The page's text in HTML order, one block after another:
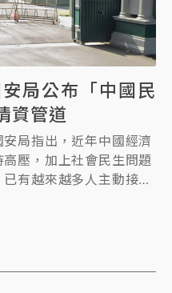
局公布「中國民
資管道
安局指出，近年中國經濟
壓，加上社會民生問題
有越來越多人主動接觸
資，為廣泛蒐集中國政
列等國情報機關做法，
情訊來源目的。